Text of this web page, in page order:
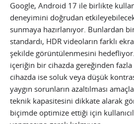
Google, Android 17 ile birlikte
deneyimini doğrudan
sunmaya hazırlanıyor. Bunlardan
standardı, HDR videoların farklı
şekilde görüntülenmesini
içeriğin bir cihazda gereğinden
cihazda ise soluk veya düşük
yaygın sorunların azaltılması
teknik kapasitesini dikkate alarak
biçimde optimize ettiği için